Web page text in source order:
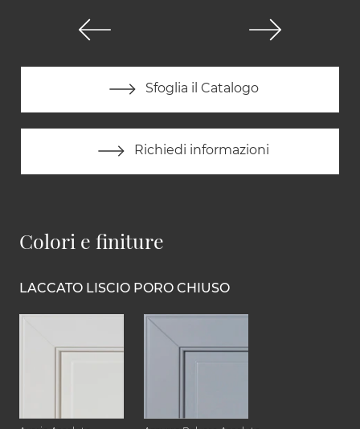
Sfoglia il Catalogo
Richiedi informazioni
Colori e finiture
LACCATO LISCIO PORO CHIUSO